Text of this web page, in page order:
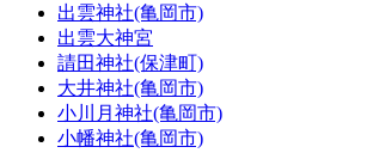
出雲神社(亀岡市)
出雲大神宮
請田神社(保津町)
大井神社(亀岡市)
小川月神社(亀岡市)
小幡神社(亀岡市)